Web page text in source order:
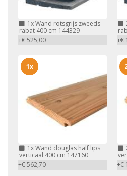
1xWand rotsgrijs zweeds
rabat 400 cm 144329
+€ 525,00
+€
1xWand douglas half lips
verticaal 400 cm 147160
+€ 562,70
1x
+€